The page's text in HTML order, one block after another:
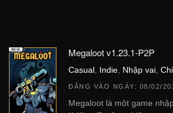
Megaloot v1.23.1-P2P
Casual Indie Nhập vai
ĐĂNG VÀO NGÀY: 08/02/
Megaloot là một game